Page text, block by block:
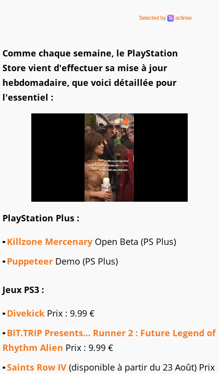
Comme chaque semaine, le PlayStation
Store vient d'effectuer sa mise à jour
hebdomadaire, que voici détaillée pour
l'essentiel :
PlayStation Plus :
Killzone Mercenary Open Beta (PS Plus)
Puppeteer Demo (PS Plus)
Jeux PS3 :
Divekick Prix : 9.99 €
BIT.TRIP Presents... Runner 2 : Future Legend of
Rhythm Alien Prix : 9.99 €
Saints Row IV (disponible à partir du 23 Août) Prix